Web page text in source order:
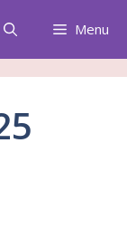
Menu